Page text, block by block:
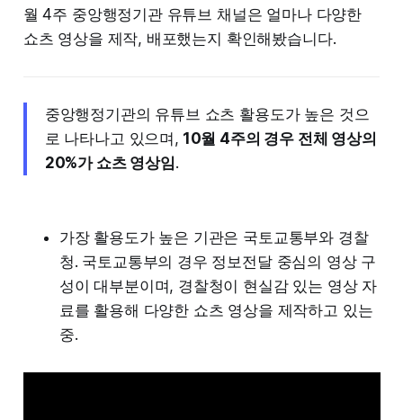
월 4주 중앙행정기관 유튜브 채널은 얼마나 다양한
쇼츠 영상을 제작, 배포했는지 확인해봤습니다.
중앙행정기관의 유튜브 쇼츠 활용도가 높은 것으
로 나타나고 있으며, 10월 4주의 경우 전체 영상의
20%가 쇼츠 영상임.
가장 활용도가 높은 기관은 국토교통부와 경찰
청. 국토교통부의 경우 정보전달 중심의 영상 구
성이 대부분이며, 경찰청이 현실감 있는 영상 자
료를 활용해 다양한 쇼츠 영상을 제작하고 있는
중.